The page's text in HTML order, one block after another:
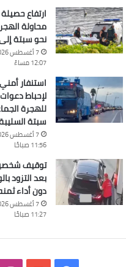
ارتفاع
محاولة
نحو سبتة إلى 80
12:07 مساءً
استنفار
لإحباط
للهجرة
سبتة
11:56 صباحًا
توقيف
بعد التزود
دون أداء
11:27 صباحًا